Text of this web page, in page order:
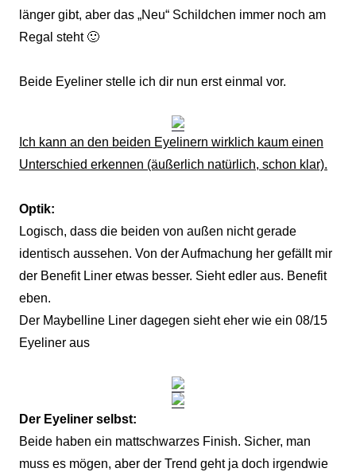
länger gibt, aber das „Neu“ Schildchen immer noch am
Regal steht 🙂
Beide Eyeliner stelle ich dir nun erst einmal vor.
Ich kann an den beiden Eyelinern wirklich kaum einen
Unterschied erkennen (äußerlich natürlich, schon klar).
Optik:
Logisch, dass die beiden von außen nicht gerade
identisch aussehen. Von der Aufmachung her gefällt mir
der Benefit Liner etwas besser. Sieht edler aus. Benefit
eben.
Der Maybelline Liner dagegen sieht eher wie ein 08/15
Eyeliner aus
Der Eyeliner selbst:
Beide haben ein mattschwarzes Finish. Sicher, man
muss es mögen, aber der Trend geht ja doch irgendwie